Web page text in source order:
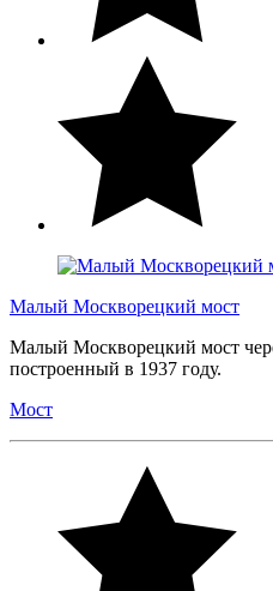
Малый Москворецкий мост
Малый Москворецкий мост
построенный в 1937 году.
Мост